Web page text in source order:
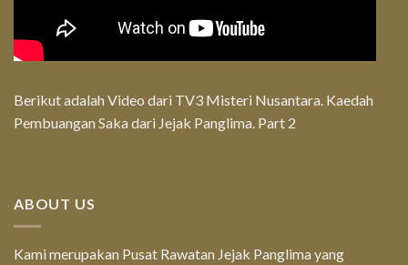
Berikut adalah Video dari TV3 Misteri Nusantara. Kaedah
Pembuangan Saka dari Jejak Panglima. Part 2
ABOUT US
Kami merupakan Pusat Rawatan Jejak Panglima yang